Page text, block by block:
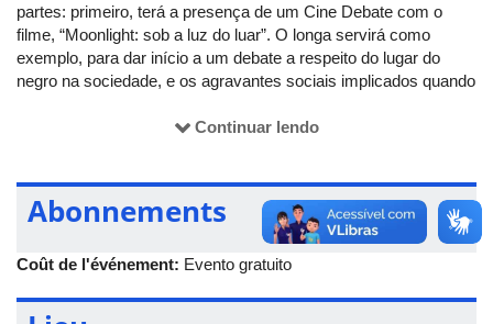
partes: primeiro, terá a presença de um Cine Debate com o
filme, “Moonlight: sob a luz do luar”. O longa servirá como
exemplo, para dar início a um debate a respeito do lugar do
negro na sociedade, e os agravantes sociais implicados quando
diversidade sexual e vulnerabilidade social.
um espaço de apresentação dos trabalhos de artistas da cultura
afro, e também, de socialização entre os participantes do
evento. O evento é gratuito e aberto para todos os públicos,
além disso, ele também faz parte do programa de ocupação da
Casa de Cultura Graça do Aché, que teve o seu ínício no último
dia 15 de setembro, com o projeto "A Áfrca que vive em mim
Continuar lendo
Abonnements
Coût de l'événement: Evento gratuito